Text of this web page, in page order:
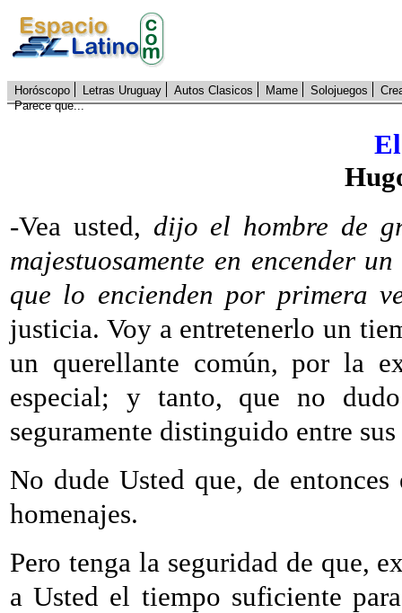
Horóscopo Letras Uruguay Autos Clasicos Mame Solojuegos
Parece que...
-Vea usted, dijo el hombre de
majestuosamente en encender
que lo encienden por primera
justicia. Voy a entretenerlo un
un querellante común, por la
especial; y tanto, que no
seguramente distinguido entre
No dude Usted que, de
homenajes.
Pero tenga la seguridad de que,
a Usted el tiempo suficiente